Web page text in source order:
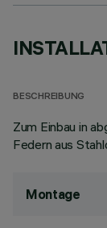
BESCHREIBUNG
Zum Einbau in
Federn aus
Montage